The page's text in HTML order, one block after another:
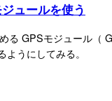
ュールを使う
る GPSモジュール（
うにしてみる。